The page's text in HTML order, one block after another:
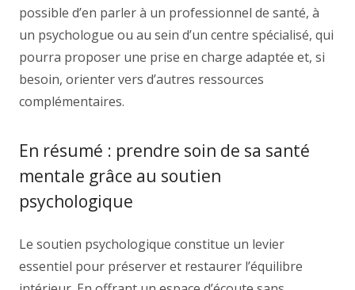
possible d’en parler à un professionnel de santé, à
un psychologue ou au sein d’un centre spécialisé, qui
pourra proposer une prise en charge adaptée et, si
besoin, orienter vers d’autres ressources
complémentaires.
En résumé : prendre soin de sa santé
mentale grâce au soutien
psychologique
Le soutien psychologique constitue un levier
essentiel pour préserver et restaurer l’équilibre